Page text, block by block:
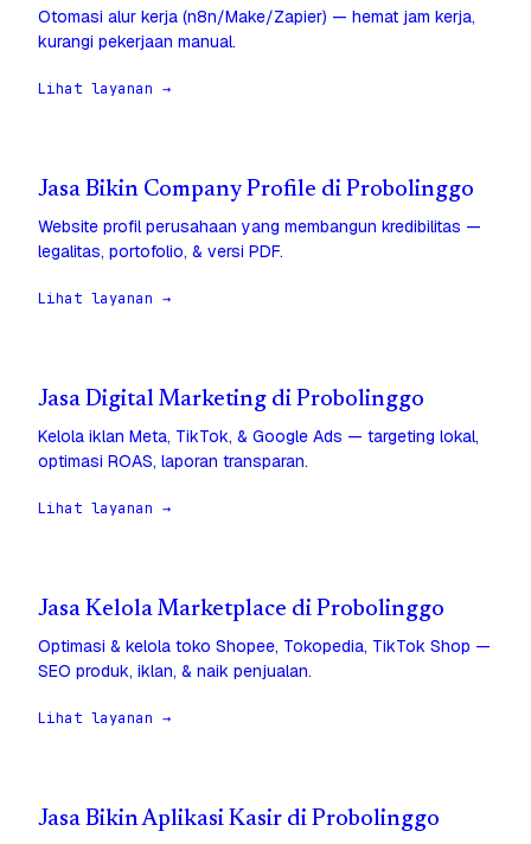
Otomasi alur kerja (n8n/Make/Zapier) — hemat jam kerja,
kurangi pekerjaan manual.
Lihat layanan →
Jasa Bikin Company Profile di Probolinggo
Website profil perusahaan yang membangun kredibilitas —
legalitas, portofolio, & versi PDF.
Lihat layanan →
Jasa Digital Marketing di Probolinggo
Kelola iklan Meta, TikTok, & Google Ads — targeting lokal,
optimasi ROAS, laporan transparan.
Lihat layanan →
Jasa Kelola Marketplace di Probolinggo
Optimasi & kelola toko Shopee, Tokopedia, TikTok Shop —
SEO produk, iklan, & naik penjualan.
Lihat layanan →
Jasa Bikin Aplikasi Kasir di Probolinggo